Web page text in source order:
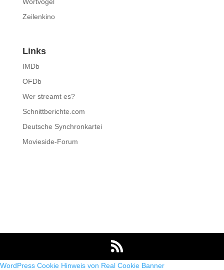
Zeilenkino
Links
IMDb
OFDb
Wer streamt es?
Schnittberichte.com
Deutsche Synchronkartei
Movieside-Forum
WordPress Cookie Hinweis von Real Cookie Banner